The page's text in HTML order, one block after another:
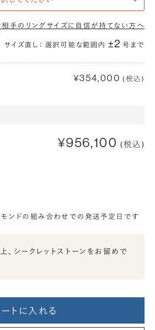
相手のリングサイズに自信が持てない方へ
サイズ直し： 選択可能な範囲内 ±2 号まで
¥354,000 (税込)
¥956,100 (税込)
ンドの組み合わせでの発送予定日です
、シークレットストーンをお留めで
トに入れる